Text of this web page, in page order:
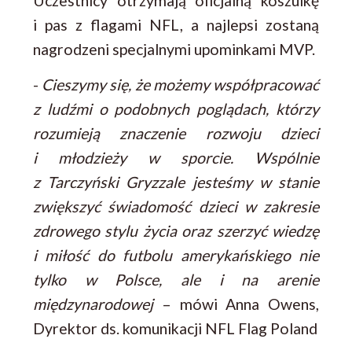
i pas z flagami NFL, a najlepsi zostaną
nagrodzeni specjalnymi upominkami MVP.
- Cieszymy się, że możemy współpracować
z ludźmi o podobnych poglądach, którzy
rozumieją znaczenie rozwoju dzieci
i młodzieży w sporcie. Wspólnie
z Tarczyński Gryzzale jesteśmy w stanie
zwiększyć świadomość dzieci w zakresie
zdrowego stylu życia oraz szerzyć wiedzę
i miłość do futbolu amerykańskiego nie
tylko w Polsce, ale i na arenie
międzynarodowej– mówi Anna Owens,
Dyrektor ds. komunikacji NFL Flag Poland